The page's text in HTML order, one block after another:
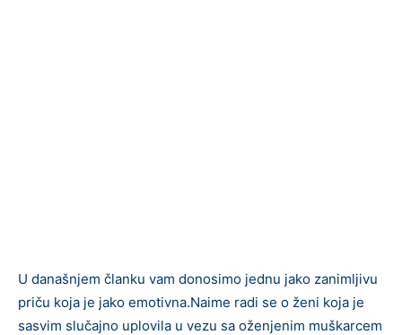
U današnjem članku vam donosimo jednu jako zanimljivu
priču koja je jako emotivna.Naime radi se o ženi koja je
sasvim slučajno uplovila u vezu sa oženjenim muškarcem